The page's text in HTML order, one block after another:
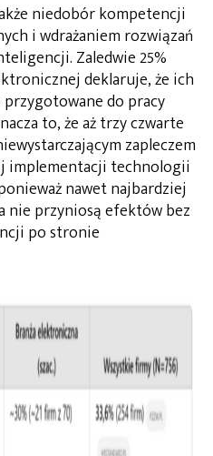
niedobór kompetencji
i wdrażaniem rozwiązań
Zaledwie 25%
deklaruje, że ich
do pracy
to, że aż trzy czwarte
zapleczem
implementacji technologii
nawet najbardziej
nie przyniosą efektów bez
po stronie